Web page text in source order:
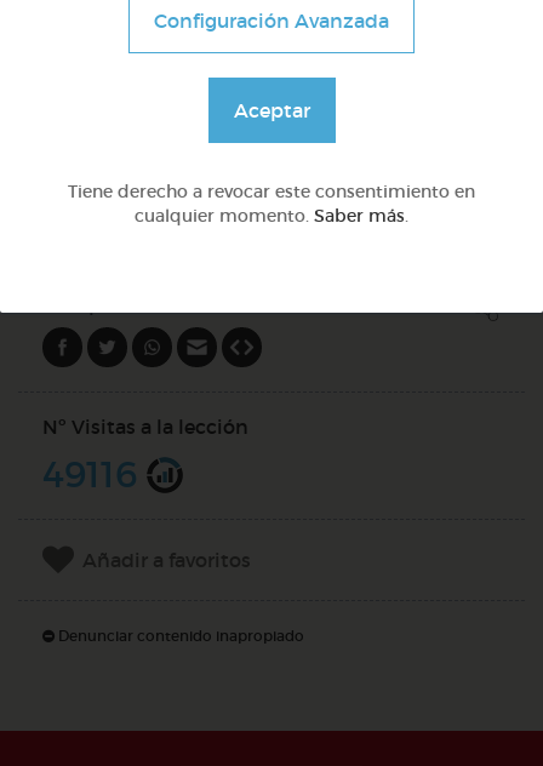
Otros
Sílabas trabadas
@Webparaelespanol
Nº Visitas a la lección
49116
Añadir a favoritos
Denunciar contenido inapropiado
Configuración Avanzada
Aceptar
Tiene derecho a revocar este consentimiento en
cualquier momento. Saber más.